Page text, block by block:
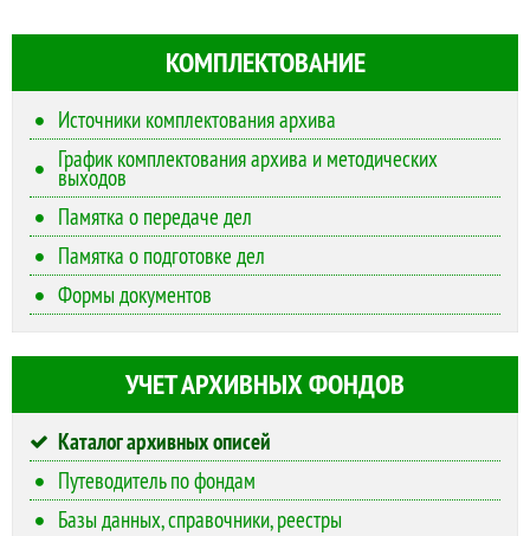
КОМПЛЕКТОВАНИЕ
Источники комплектования архива
График комплектования архива и методических
выходов
Памятка о передаче дел
Памятка о подготовке дел
Формы документов
УЧЕТ АРХИВНЫХ ФОНДОВ
Каталог архивных описей
Путеводитель по фондам
Базы данных, справочники, реестры